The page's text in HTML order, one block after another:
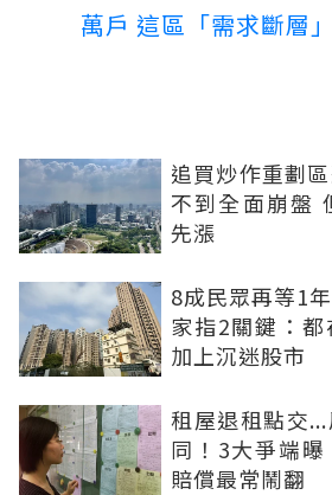
萬戶 這區「需求斷層
追買炒作重劃
不到全面崩盤
先漲
8成民眾再等1
家指2關鍵：都
加上沉迷股市
租屋退租點交
同！3大爭端
賠償最常鬧翻